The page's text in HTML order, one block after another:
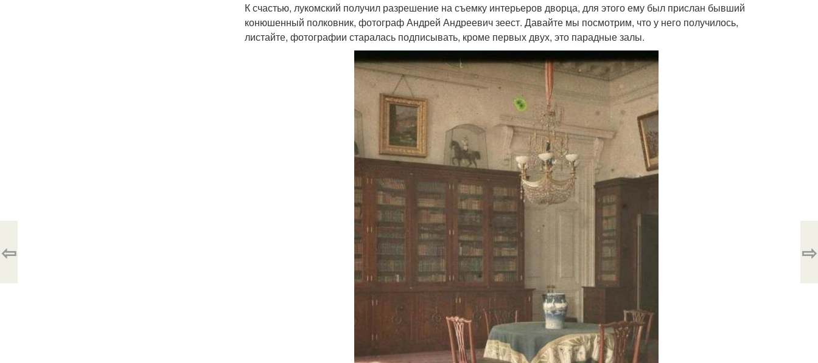
К счастью, лукомский получил разрешение на съемку интерьеров дворца, для этого ему был прислан бывший
конюшенный полковник, фотограф Андрей Андреевич зеест. Давайте мы посмотрим, что у него получилось,
листайте, фотографии старалась подписывать, кроме первых двух, это парадные залы.
⇦ ⇨